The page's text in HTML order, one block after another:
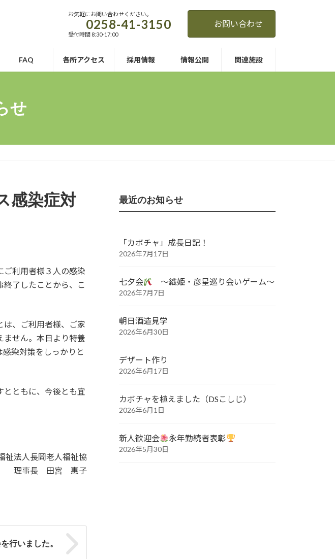
お気軽にお問い合わせください。
0258-41-3150
受付時間 8:30-17:00
お問い合わせ
FAQ 各所アクセス 採用情報 情報公開 関連施設
せ
感染症対
利用者様３人の感染
了したことから、こ
、ご利用者様、ご家
ません。本日より特養
染対策をしっかりと
ともに、今後とも宜
福祉協
惠子
行いました。
最近のお知らせ
「カボチャ」成長日記！
2026年7月17日
七夕会 ～織姫・彦星巡り会いゲーム～
2026年7月7日
朝日酒造見学
2026年6月30日
デザート作り
2026年6月17日
カボチャを植えました（DSこしじ）
2026年6月1日
新人歓迎会 永年勤続者表彰
2026年5月30日